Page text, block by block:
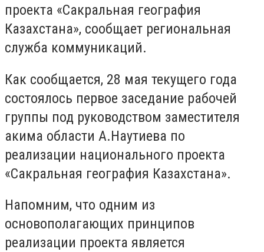
проекта «Сакральная география
Казахстана», сообщает региональная
служба коммуникаций.
Как сообщается, 28 мая текущего года
состоялось первое заседание рабочей
группы под руководством заместителя
акима области А.Наутиева по
реализации национального проекта
«Сакральная география Казахстана».
Напомним, что одним из
основополагающих принципов
реализации проекта является